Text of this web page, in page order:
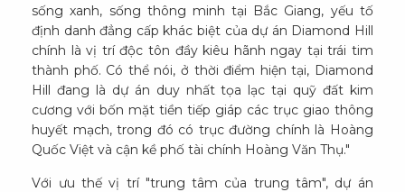
sống xanh, sống thông minh tại Bắc Giang, yếu tố
định danh đẳng cấp khác biệt của dự án Diamond Hill
chính là vị trí độc tôn đầy kiêu hãnh ngay tại trái tim
thành phố. Có thể nói, ở thời điểm hiện tại, Diamond
Hill đang là dự án duy nhất tọa lạc tại quỹ đất kim
cương với bốn mặt tiền tiếp giáp các trục giao thông
huyết mạch, trong đó có trục đường chính là Hoàng
Quốc Việt và cận kề phố tài chính Hoàng Văn Thụ."
Với ưu thế vị trí "trung tâm của trung tâm", dự án